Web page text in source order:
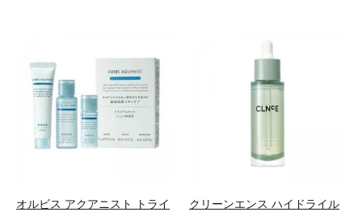
オルビス アクアニスト トライ
クリーンエンス ハイドライル